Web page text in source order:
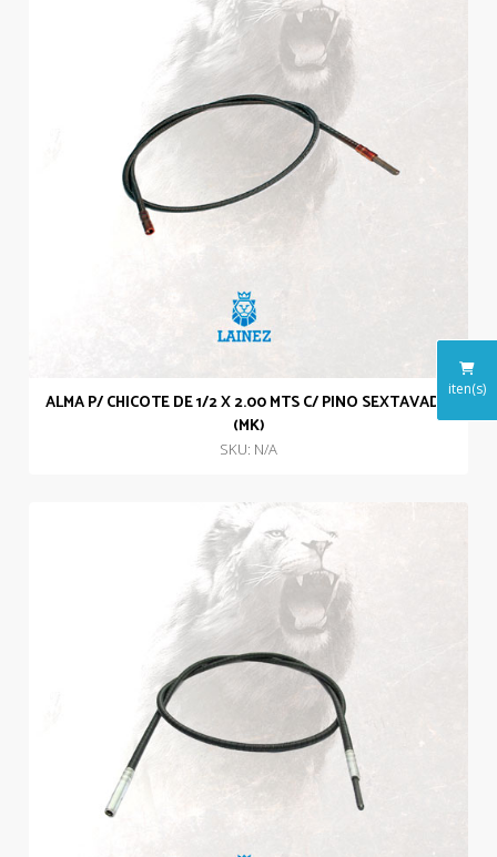
iten(s)
ALMA P/ CHICOTE DE 1/2 X 2.00 MTS C/ PINO SEXTAVADO
(MK)
SKU: N/A